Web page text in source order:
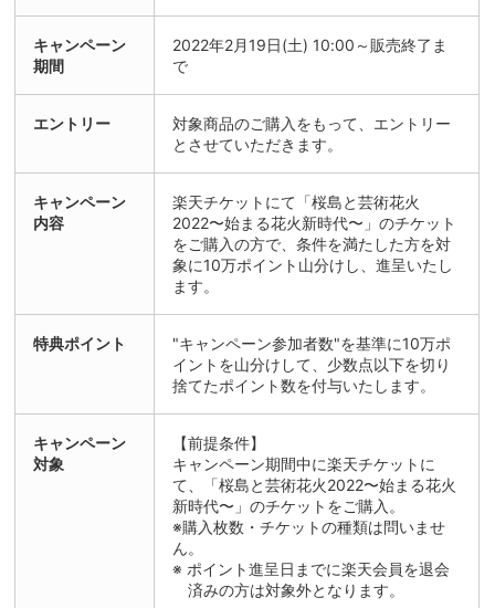
キャンペーン
期間
2022年2月19日(土) 10:00～販売終了ま
で
エントリー
対象商品のご購入をもって、エントリー
とさせていただきます。
キャンペーン
内容
楽天チケットにて「桜島と芸術花火
2022〜始まる花火新時代〜」のチケット
をご購入の方で、条件を満たした方を対
象に10万ポイント山分けし、進呈いたし
ます。
特典ポイント
"キャンペーン参加者数"を基準に10万ポ
イントを山分けして、少数点以下を切り
捨てたポイント数を付与いたします。
キャンペーン
対象
【前提条件】
キャンペーン期間中に楽天チケットに
て、「桜島と芸術花火2022〜始まる花火
新時代〜」のチケットをご購入。
※購入枚数・チケットの種類は問いませ
ん。
ポイント進呈日までに楽天会員を退会
済みの方は対象外となります。